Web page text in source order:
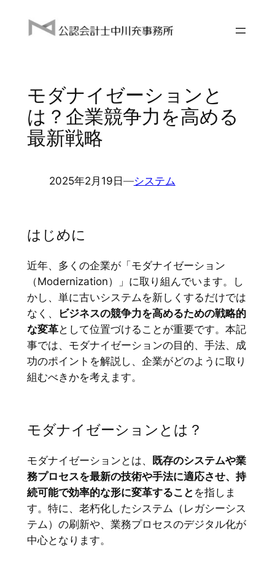
モダナイゼーションと
は？企業競争力を高める
最新戦略
2025年2月19日―システム
はじめに
近年、多くの企業が「モダナイゼーション
（Modernization）」に取り組んでいます。し
かし、単に古いシステムを新しくするだけでは
なく、
ビジネスの競争力を高めるための戦略的
な変革として位置づけることが重要です。本記
事では、モダナイゼーションの目的、手法、成
功のポイントを解説し、企業がどのように取り
組むべきかを考えます。
モダナイゼーションとは？
モダナイゼーションとは、 既存のシステムや業
務プロセスを最新の技術や手法に適応させ、持
続可能で効率的な形に変革すること を指しま
す。特に、老朽化したシステム（レガシーシス
テム）の刷新や、業務プロセスのデジタル化が
中心となります。